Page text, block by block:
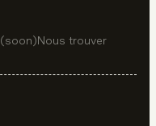
(soon)Nous trouver